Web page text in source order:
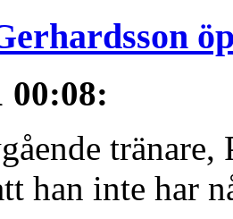
00:08:
han inte har